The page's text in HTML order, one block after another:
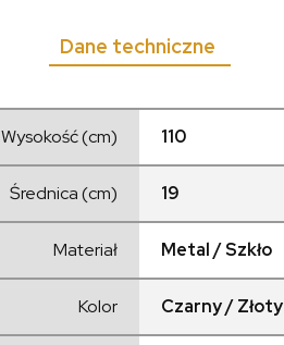
Dane techniczne
Wysokość (cm) 110
Średnica (cm) 19
Materiał Metal / Szkło
Kolor Czarny / Złoty